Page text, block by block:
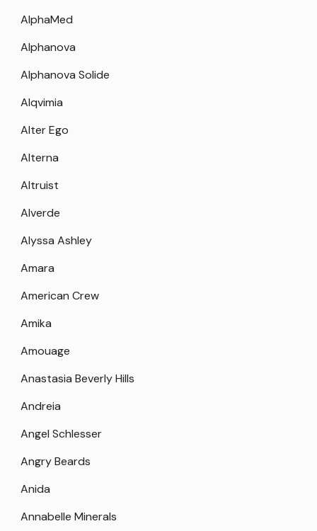
AlphaMed
Alphanova
Alphanova Solide
Alqvimia
Alter Ego
Alterna
Altruist
Alverde
Alyssa Ashley
Amara
American Crew
Amika
Amouage
Anastasia Beverly Hills
Andreia
Angel Schlesser
Angry Beards
Anida
Annabelle Minerals